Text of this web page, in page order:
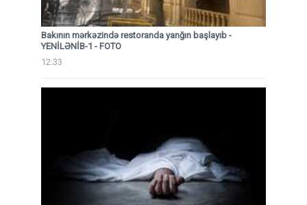
Bakının mərkəzində restoranda yanğın başlayıb -
YENİLƏNİB-1 - FOTO
12:33